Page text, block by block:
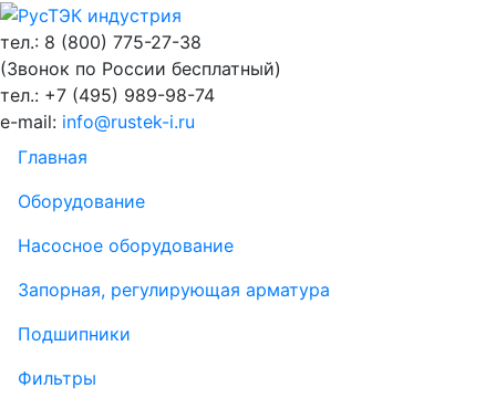
тел.: 8 (800) 775-27-38
(Звонок по России бесплатный)
тел.: +7 (495) 989-98-74
e-mail: info@rustek-i.ru
Главная
Оборудование
Насосное оборудование
Запорная, регулирующая арматура
Подшипники
Фильтры